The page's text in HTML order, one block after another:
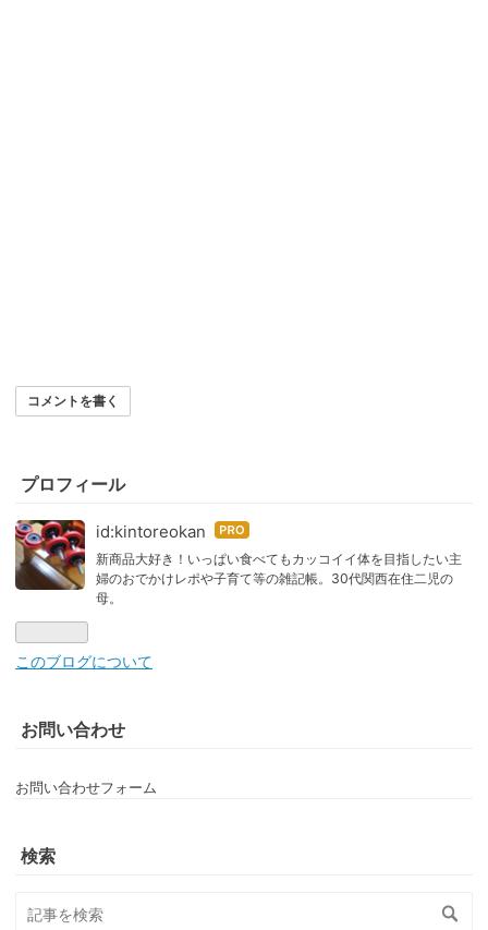
コメントを書く
プロフィール
id:kintoreokan はて
なブ
ログ
新商品大好き！いっぱい食べてもカッコイイ体を目指したい主
婦のおでかけレポや子育て等の雑記帳。30代関西在住二児の
母。
このブログについて
お問い合わせ
お問い合わせフォーム
検索